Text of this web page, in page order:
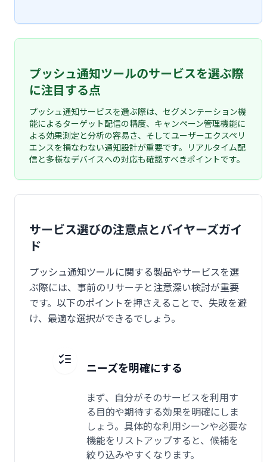
プッシュ通知ツールのサービスを選ぶ際
に注目する点
プッシュ通知サービスを選ぶ際は、セグメンテーション機
能によるターゲット配信の精度、キャンペーン管理機能に
よる効果測定と分析の容易さ、そしてユーザーエクスペリ
エンスを損なわない通知設計が重要です。リアルタイム配
信と多様なデバイスへの対応も確認すべきポイントです。
サービス選びの注意点とバイヤーズガイ
ド
プッシュ通知ツールに関する製品やサービスを選
ぶ際には、事前のリサーチと注意深い検討が重要
です。以下のポイントを押さえることで、失敗を避
け、最適な選択ができるでしょう。
ニーズを明確にする
まず、自分がそのサービスを利用す
る目的や期待する効果を明確にしま
しょう。具体的な利用シーンや必要な
機能をリストアップすると、候補を
絞り込みやすくなります。